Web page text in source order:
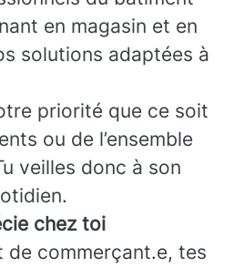
en magasin et en
solutions adaptées à
priorité que ce soit
ou de l’ensemble
veilles donc à son
chez toi
de commerçant.e, tes